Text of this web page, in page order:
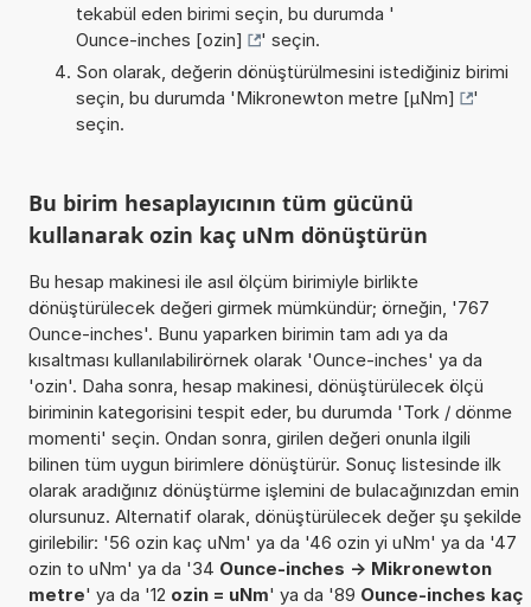
tekabül eden birimi seçin, bu durumda '
Ounce-inches [ozin]
' seçin.
Son olarak, değerin dönüştürülmesini istediğiniz birimi
seçin, bu durumda 'Mikronewton metre [µNm]
'
seçin.
Bu birim hesaplayıcının tüm gücünü
kullanarak ozin kaç uNm dönüştürün
Bu hesap makinesi ile asıl ölçüm birimiyle birlikte
dönüştürülecek değeri girmek mümkündür; örneğin, '767
Ounce-inches'. Bunu yaparken birimin tam adı ya da
kısaltması kullanılabilirörnek olarak 'Ounce-inches' ya da
'ozin'. Daha sonra, hesap makinesi, dönüştürülecek ölçü
biriminin kategorisini tespit eder, bu durumda 'Tork / dönme
momenti' seçin. Ondan sonra, girilen değeri onunla ilgili
bilinen tüm uygun birimlere dönüştürür. Sonuç listesinde ilk
olarak aradığınız dönüştürme işlemini de bulacağınızdan emin
olursunuz. Alternatif olarak, dönüştürülecek değer şu şekilde
girilebilir: '56 ozin kaç uNm' ya da '46 ozin yi uNm' ya da '47
ozin to uNm' ya da '34 Ounce-inches -> Mikronewton
metre' ya da '12 ozin = uNm' ya da '89 Ounce-inches kaç